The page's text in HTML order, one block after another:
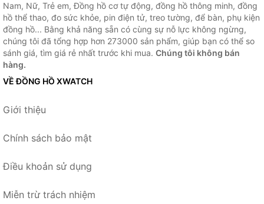
Nam, Nữ, Trẻ em, Đồng hồ cơ tự động, đồng hồ thông minh, đồng
hồ thể thao, đo sức khỏe, pin điện tử, treo tường, để bàn, phụ kiện
đồng hồ... Bằng khả năng sẵn có cùng sự nỗ lực không ngừng,
chúng tôi đã tổng hợp hơn 273000 sản phẩm, giúp bạn có thể so
sánh giá, tìm giá rẻ nhất trước khi mua. Chúng tôi không bán
hàng.
VỀ ĐỒNG HỒ XWATCH
Giới thiệu
Chính sách bảo mật
Điều khoản sử dụng
Miễn trừ trách nhiệm